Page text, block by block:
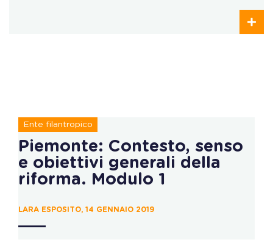
Ente filantropico
Piemonte: Contesto, senso
e obiettivi generali della
riforma. Modulo 1
LARA ESPOSITO, 14 GENNAIO 2019